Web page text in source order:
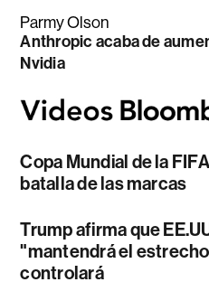
Parmy Olson
Anthropic acaba de
Nvidia
Copa Mundial de la
batalla de las marcas
Trump afirma que
"mantendrá el
controlará